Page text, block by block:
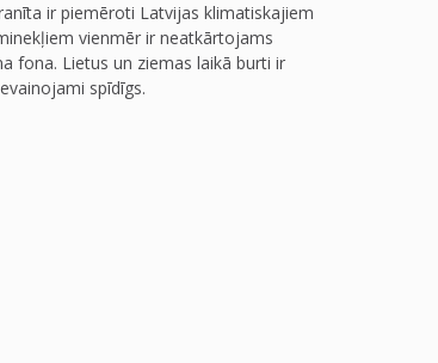
ir piemēroti Latvijas klimatiskajiem
vienmēr ir neatkārtojams
fona. Lietus un ziemas laikā burti ir
spīdīgs.